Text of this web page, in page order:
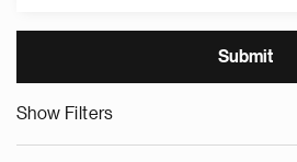
Show Filters